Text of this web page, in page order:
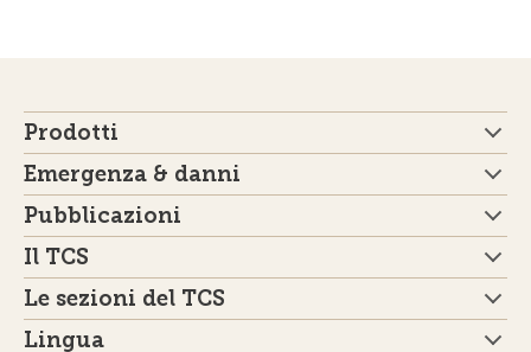
Prodotti
Emergenza & danni
Pubblicazioni
Il TCS
Le sezioni del TCS
Lingua